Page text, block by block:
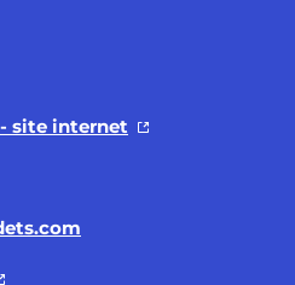
site internet